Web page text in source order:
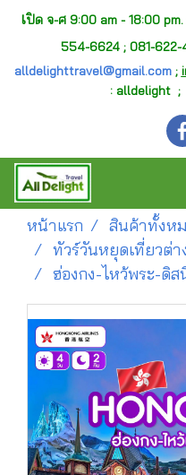
เปิด จ-ศ 9:00 am - 18:00 pm.
554-6624 ; 081-
alldelighttravel@gmail.com;
: alldelight
หน้าแรก
สินค้าทั้งห
ทัวร์วันหยุดเที่ยวต่า
ฮ่องกง-ไหว้พระ-ดิ